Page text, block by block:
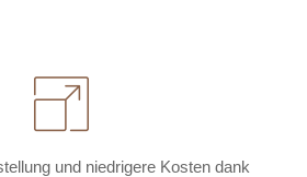
und niedrigere Kosten dank